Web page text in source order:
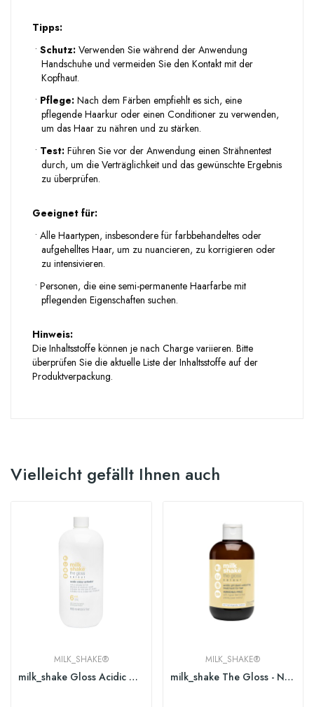
Tipps:
• Schutz: Verwenden Sie während der Anwendung
Handschuhe und vermeiden Sie den Kontakt mit der
Kopfhaut.
• Pflege: Nach dem Färben empfiehlt es sich, eine
pflegende Haarkur oder einen Conditioner zu verwenden,
um das Haar zu nähren und zu stärken.
• Test: Führen Sie vor der Anwendung einen Strähnentest
durch, um die Verträglichkeit und das gewünschte Ergebnis
zu überprüfen.
Geeignet für:
• Alle Haartypen, insbesondere für farbbehandeltes oder
aufgehelltes Haar, um zu nuancieren, zu korrigieren oder
zu intensivieren.
• Personen, die eine semi-permanente Haarfarbe mit
pflegenden Eigenschaften suchen.
Hinweis:
Die Inhaltsstoffe können je nach Charge variieren. Bitte
überprüfen Sie die aktuelle Liste der Inhaltsstoffe auf der
Produktverpackung.
Vielleicht gefällt Ihnen auch
MILK_SHAKE®
milk_shake Gloss Acidic Colour Activator 990ml...
MILK_SHAKE®
milk_shake The Gloss - Neutral 250ml